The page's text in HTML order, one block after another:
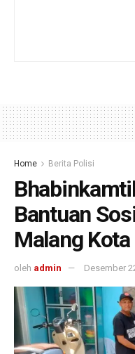
Home Berita Polisi
Bantuan
Malang Kota
oleh admin Desember